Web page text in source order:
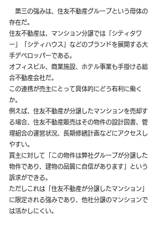
第三の強みは、住友不動産グループという母体の
存在だ。
住友不動産は、マンション分譲では「シティタワ
ー」「シティハウス」などのブランドを展開する大
手デベロッパーである。
オフィスビル、商業施設、ホテル事業も手掛ける総
合不動産会社だ。
この連携が売主にとって具体的にどう有利に働く
か。
例えば、住友不動産が分譲したマンションを売却す
る場合、住友不動産販売はその物件の設計図書、管
理組合の運営状況、長期修繕計画などにアクセスし
やすい。
買主に対して「この物件は弊社グループが分譲した
物件であり、建物の品質に自信があります」という
訴求ができる。
ただしこれは「住友不動産が分譲したマンション」
に限定される強みであり、他社分譲のマンションで
は活かしにくい。